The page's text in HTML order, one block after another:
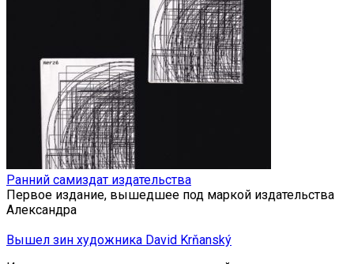
Ранний самиздат издательства
Первое издание, вышедшее под маркой издательства
Александра
Вышел зин художника David Krňanský